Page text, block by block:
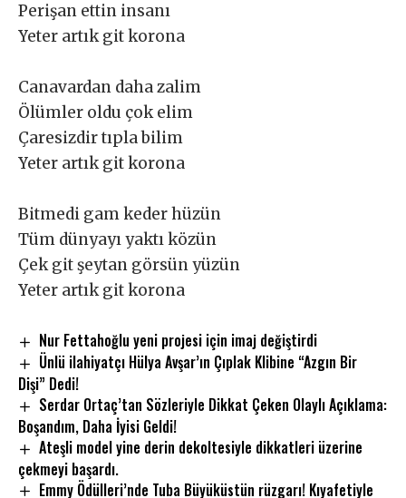
Perişan ettin insanı
Yeter artık git korona
Canavardan daha zalim
Ölümler oldu çok elim
Çaresizdir tıpla bilim
Yeter artık git korona
Bitmedi gam keder hüzün
Tüm dünyayı yaktı közün
Çek git şeytan görsün yüzün
Yeter artık git korona
Nur Fettahoğlu yeni projesi için imaj değiştirdi
Ünlü ilahiyatçı Hülya Avşar’ın Çıplak Klibine “Azgın Bir
Dişi” Dedi!
Serdar Ortaç’tan Sözleriyle Dikkat Çeken Olaylı Açıklama:
Boşandım, Daha İyisi Geldi!
Ateşli model yine derin dekoltesiyle dikkatleri üzerine
çekmeyi başardı.
Emmy Ödülleri’nde Tuba Büyüküstün rüzgarı! Kıyafetiyle